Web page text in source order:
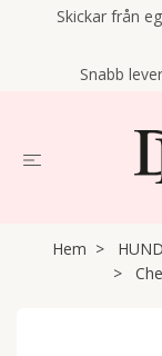
Skickar från
Snabb
Hem